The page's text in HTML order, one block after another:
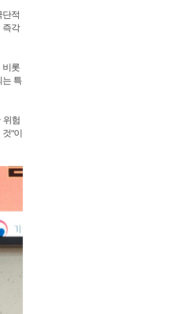
단적
즉각
비롯
는 특
위험
"이